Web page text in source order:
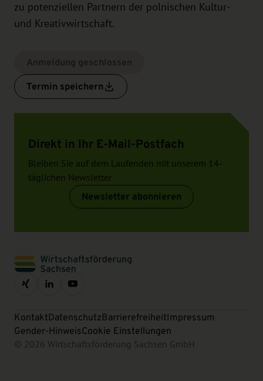
zu potenziellen Partnern der polnischen Kultur-
und Kreativwirtschaft.
Termin speichern
Direkt in Ihr E-Mail-Postfach
Bleiben Sie auf dem Laufenden mit unserem 14-
täglichen Newsletter
Newsletter abonnieren
KontaktDatenschutzBarrierefreiheitImpressum
Gender-HinweisCookie Einstellungen
© 2026 Wirtschaftsförderung Sachsen GmbH